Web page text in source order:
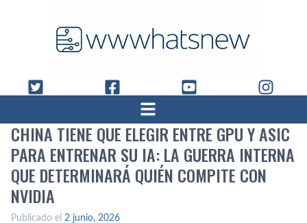
CHINA TIENE QUE ELEGIR ENTRE GPU Y ASIC
PARA ENTRENAR SU IA: LA GUERRA INTERNA
QUE DETERMINARÁ QUIÉN COMPITE CON
NVIDIA
Publicado el 2 junio, 2026